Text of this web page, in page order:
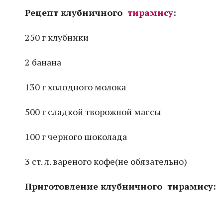
Рецепт клубничного тирамису:
250 г клубники
2 банана
130 г холодного молока
500 г сладкой творожной массы
100 г черного шоколада
3 ст. л. вареного кофе(не обязательно)
Приготовление клубничного тирамису: